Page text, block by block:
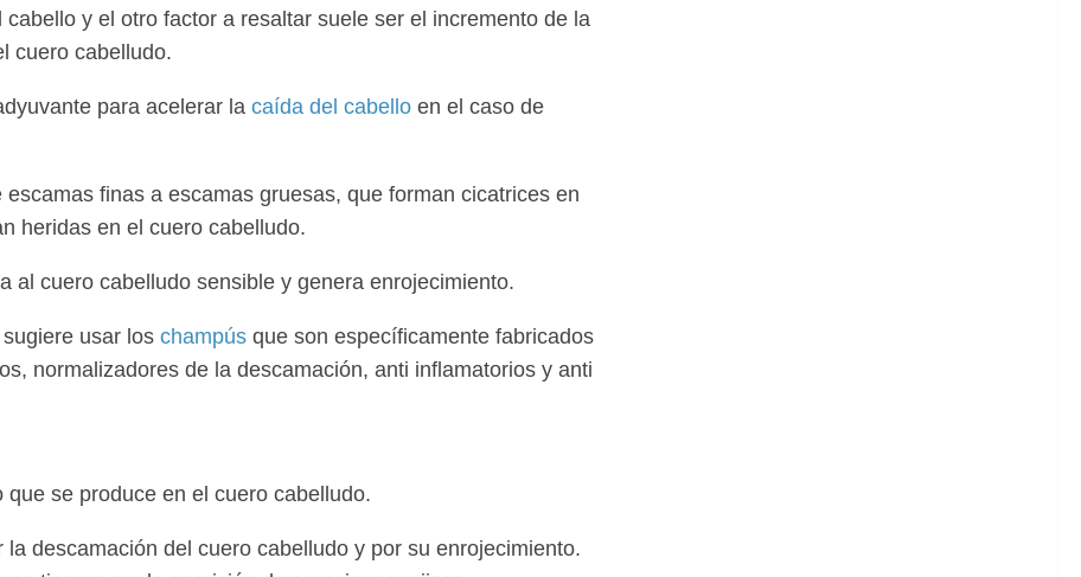
y el otro factor a resaltar suele ser el incremento de la
cuero cabelludo.
para acelerar la caída del cabello en el caso de
finas a escamas gruesas, que forman cicatrices en
heridas en el cuero cabelludo.
al cuero cabelludo sensible y genera enrojecimiento.
usar los champús que son específicamente fabricados
normalizadores de la descamación, anti inflamatorios y anti
se produce en el cuero cabelludo.
descamación del cuero cabelludo y por su enrojecimiento.